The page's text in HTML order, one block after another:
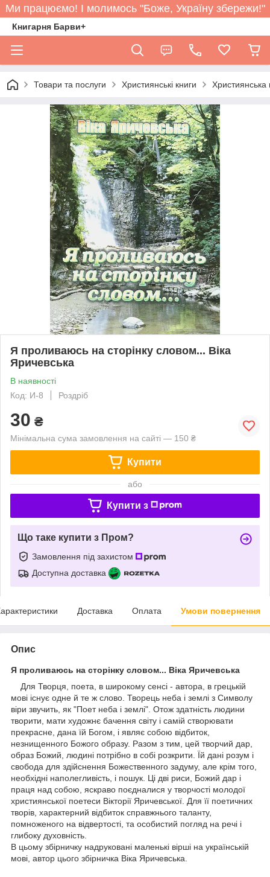
Ми працюємо! І молимось "Боже, Україну збережи!"
Книгарня Барви+
Товари та послуги Християнські книги Християнська
Я проливаюсь на сторінку словом... Віка
Яричевська
В наявності
Код: И-8
Роздріб
30 ₴
Мінімальна сума замовлення на сайті — 150 ₴
Купити
або
Купити з
Що таке купити з Пром?
Замовлення під захистом
Доступна доставка
Доставка Оплата Умови повернення
Опис
Я проливаюсь на сторінку словом... Віка Яричевська
Для Творця, поета, в широкому сенсі - автора, в грецькій
мові існує одне й те ж слово. Творець неба і землі з Символу
віри звучить, як "Поет неба і землі". Отож здатність людини
творити, мати художнє бачення світу і самій створювати
прекрасне, дана їй Богом, і являє собою відбиток,
незнищенного Божого образу. Разом з тим, цей творчий дар,
образ Божий, людині потрібно в собі розкрити. Їй дані розум і
свобода для здійснення Божественного задуму, але крім того,
необхідні наполегливість, і пошук. Ці дві риси, Божий дар і
праця над собою, яскраво поєдналися у творчості молодої
християнської поетеси Вікторії Яричевської. Для її поетичних
творів, характерний відбиток справжнього таланту,
помноженого на відвертості, та особистий погляд на речі і
глибоку духовність.
В цьому збірничку надруковані маленькі вірші на українській
мові, автор цього збірничка Віка Яричевська.